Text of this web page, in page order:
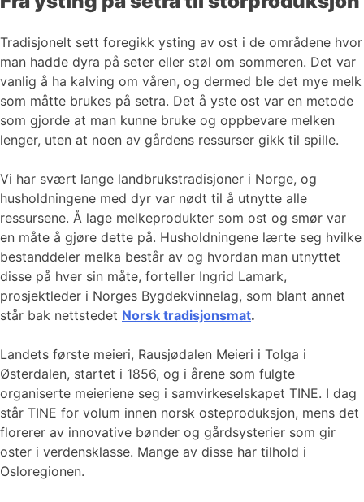
Tradisjonelt sett foregikk ysting av ost i de områdene hvor
man hadde dyra på seter eller støl om sommeren. Det var
vanlig å ha kalving om våren, og dermed ble det mye melk
som måtte brukes på setra. Det å yste ost var en metode
som gjorde at man kunne bruke og oppbevare melken
lenger, uten at noen av gårdens ressurser gikk til spille.
Vi har svært lange landbrukstradisjoner i Norge, og
husholdningene med dyr var nødt til å utnytte alle
ressursene. Å lage melkeprodukter som ost og smør var
en måte å gjøre dette på. Husholdningene lærte seg hvilke
bestanddeler melka består av og hvordan man utnyttet
disse på hver sin måte, forteller Ingrid Lamark,
prosjektleder i Norges Bygdekvinnelag, som blant annet
står bak nettstedet Norsk tradisjonsmat.
Landets første meieri, Rausjødalen Meieri i Tolga i
Østerdalen, startet i 1856, og i årene som fulgte
organiserte meieriene seg i samvirkeselskapet TINE. I dag
står TINE for volum innen norsk osteproduksjon, mens det
florerer av innovative bønder og gårdsysterier som gir
oster i verdensklasse. Mange av disse har tilhold i
Osloregionen.